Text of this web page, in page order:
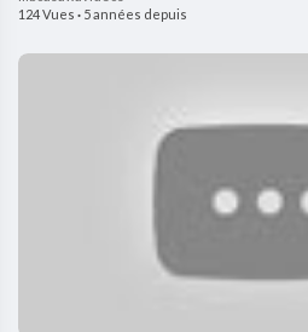
124 Vues · 5 années depuis